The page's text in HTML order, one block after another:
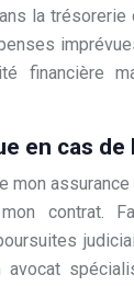
la trésorerie
financière
en cas de
mon
contrat.
avocat